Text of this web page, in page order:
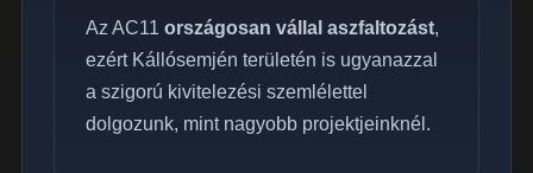
Az AC11 országosan vállal aszfaltozást,
ezért Kállósemjén területén is ugyanazzal
a szigorú kivitelezési szemlélettel
dolgozunk, mint nagyobb projektjeinknél.